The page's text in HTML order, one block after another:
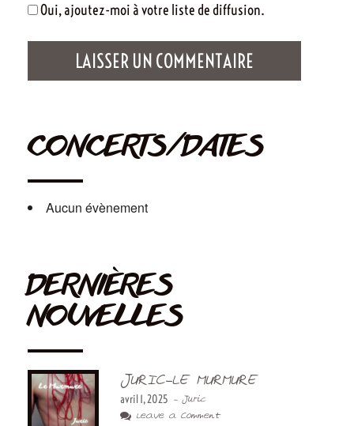
Oui, ajoutez-moi à votre liste de diffusion.
CONCERTS/DATES
Aucun évènement
DERNIÈRES
NOUVELLES
JURIC-LE MURMURE
avril 1, 2025 - Juric
Leave a Comment